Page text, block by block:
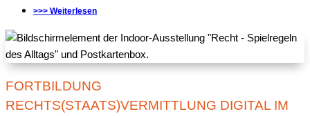
>>> Weiterlesen
FORTBILDUNG
RECHTS(STAATS)VERMITTLUNG DIGITAL IM